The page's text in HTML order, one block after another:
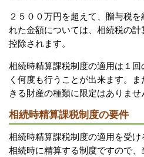
２５００万円を超えて、贈与税
れた金額については、相続税の
控除されます。
相続時精算課税制度の適用は１
く何度も行うことが出来ます。
きる財産の種類に限定はありませ
相続時精算課税制度の要件
相続時精算課税制度の適用を受け
相続時に精算する制度ですので